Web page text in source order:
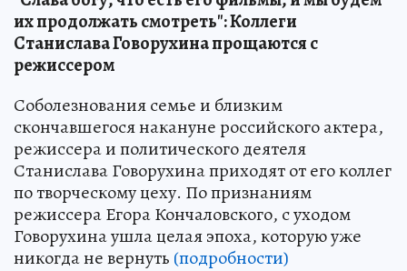
их продолжать смотреть": Коллеги
Станислава Говорухина прощаются с
режиссером
Соболезнования семье и близким
скончавшегося накануне российского актера,
режиссера и политического деятеля
Станислава Говорухина приходят от его коллег
по творческому цеху. По признаниям
режиссера Егора Кончаловского, с уходом
Говорухина ушла целая эпоха, которую уже
никогда не вернуть (подробности)